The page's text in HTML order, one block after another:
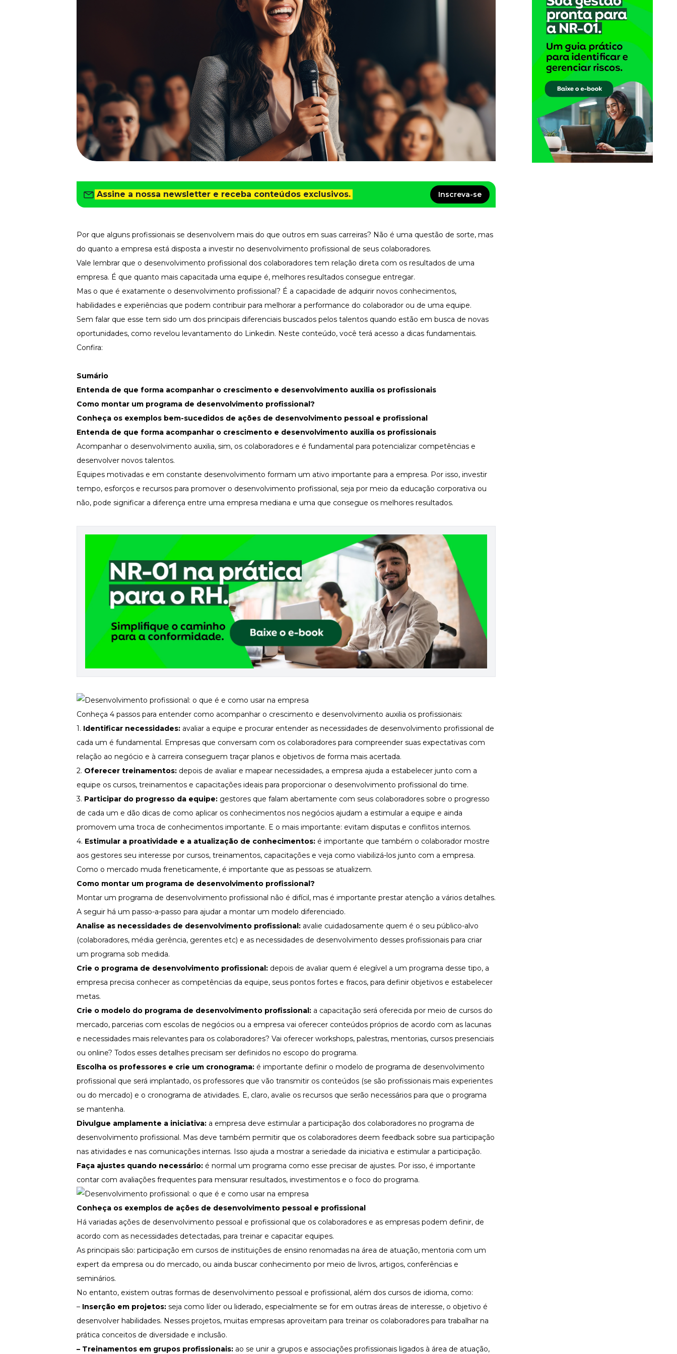
Todos os Cursos
Explore o nosso acervo
Departamento Pessoal
Para simplificar os processos
Eleve os resultados da organização
Gestão de Pessoas e Liderança
Capacitação com especialistas
Fortaleça a cultura organizacional
Treinamento de Produto
Materiais Gratuitos
Materiais Gratuitos
Todos os Materiais Gratuitos
Confira nossos materiais
Ferramentas e Templates
Infográfico
Conteúdo prático e rápido
Materiais centralizados
Newsletters
Assine a nossa newsletter e receba conteúdos exclusivos. Inscreva-se
Por que alguns profissionais se desenvolvem mais do que outros em suas carreiras? Não é uma questão de sorte, mas
do quanto a empresa está disposta a investir no desenvolvimento profissional de seus colaboradores.
Vale lembrar que o desenvolvimento profissional dos colaboradores tem relação direta com os resultados de uma
empresa. É que quanto mais capacitada uma equipe é, melhores resultados consegue entregar.
Mas o que é exatamente o desenvolvimento profissional? É a capacidade de adquirir novos conhecimentos,
habilidades e experiências que podem contribuir para melhorar a performance do colaborador ou de uma equipe.
Sem falar que esse tem sido um dos principais diferenciais buscados pelos talentos quando estão em busca de novas
oportunidades, como revelou levantamento do Linkedin. Neste conteúdo, você terá acesso a dicas fundamentais.
Confira:
Sumário
Entenda de que forma acompanhar o crescimento e desenvolvimento auxilia os profissionais
Como montar um programa de desenvolvimento profissional?
Conheça os exemplos bem-sucedidos de ações de desenvolvimento pessoal e profissional
Entenda de que forma acompanhar o crescimento e desenvolvimento auxilia os profissionais
Acompanhar o desenvolvimento auxilia, sim, os colaboradores e é fundamental para potencializar competências e
desenvolver novos talentos.
Equipes motivadas e em constante desenvolvimento formam um ativo importante para a empresa. Por isso, investir
tempo, esforços e recursos para promover o desenvolvimento profissional, seja por meio da educação corporativa ou
não, pode significar a diferença entre uma empresa mediana e uma que consegue os melhores resultados.
Conheça 4 passos para entender como acompanhar o crescimento e desenvolvimento auxilia os profissionais:
1. Identificar necessidades: avaliar a equipe e procurar entender as necessidades de desenvolvimento profissional de
cada um é fundamental. Empresas que conversam com os colaboradores para compreender suas expectativas com
relação ao negócio e à carreira conseguem traçar planos e objetivos de forma mais acertada.
2. Oferecer treinamentos: depois de avaliar e mapear necessidades, a empresa ajuda a estabelecer junto com a
equipe os cursos, treinamentos e capacitações ideais para proporcionar o desenvolvimento profissional do time.
3. Participar do progresso da equipe: gestores que falam abertamente com seus colaboradores sobre o progresso
de cada um e dão dicas de como aplicar os conhecimentos nos negócios ajudam a estimular a equipe e ainda
promovem uma troca de conhecimentos importante. E o mais importante: evitam disputas e conflitos internos.
4. Estimular a proatividade e a atualização de conhecimentos: é importante que também o colaborador mostre
aos gestores seu interesse por cursos, treinamentos, capacitações e veja como viabilizá-los junto com a empresa.
Como o mercado muda freneticamente, é importante que as pessoas se atualizem.
Como montar um programa de desenvolvimento profissional?
Montar um programa de desenvolvimento profissional não é difícil, mas é importante prestar atenção a vários detalhes.
A seguir há um passo-a-passo para ajudar a montar um modelo diferenciado.
Analise as necessidades de desenvolvimento profissional: avalie cuidadosamente quem é o seu público-alvo
(colaboradores, média gerência, gerentes etc) e as necessidades de desenvolvimento desses profissionais para criar
um programa sob medida.
Crie o programa de desenvolvimento profissional: depois de avaliar quem é elegível a um programa desse tipo, a
empresa precisa conhecer as competências da equipe, seus pontos fortes e fracos, para definir objetivos e estabelecer
metas.
Crie o modelo do programa de desenvolvimento profissional: a capacitação será oferecida por meio de cursos do
mercado, parcerias com escolas de negócios ou a empresa vai oferecer conteúdos próprios de acordo com as lacunas
e necessidades mais relevantes para os colaboradores? Vai oferecer workshops, palestras, mentorias, cursos presenciais
ou online? Todos esses detalhes precisam ser definidos no escopo do programa.
Escolha os professores e crie um cronograma: é importante definir o modelo de programa de desenvolvimento
profissional que será implantado, os professores que vão transmitir os conteúdos (se são profissionais mais experientes
ou do mercado) e o cronograma de atividades. E, claro, avalie os recursos que serão necessários para que o programa
se mantenha.
Divulgue amplamente a iniciativa: a empresa deve estimular a participação dos colaboradores no programa de
desenvolvimento profissional. Mas deve também permitir que os colaboradores deem feedback sobre sua participação
nas atividades e nas comunicações internas. Isso ajuda a mostrar a seriedade da iniciativa e estimular a participação.
Faça ajustes quando necessário: é normal um programa como esse precisar de ajustes. Por isso, é importante
contar com avaliações frequentes para mensurar resultados, investimentos e o foco do programa.
Conheça os exemplos de ações de desenvolvimento pessoal e profissional
Há variadas ações de desenvolvimento pessoal e profissional que os colaboradores e as empresas podem definir, de
acordo com as necessidades detectadas, para treinar e capacitar equipes.
As principais são: participação em cursos de instituições de ensino renomadas na área de atuação, mentoria com um
expert da empresa ou do mercado, ou ainda buscar conhecimento por meio de livros, artigos, conferências e
seminários.
No entanto, existem outras formas de desenvolvimento pessoal e profissional, além dos cursos de idioma, como:
– Inserção em projetos: seja como líder ou liderado, especialmente se for em outras áreas de interesse, o objetivo é
desenvolver habilidades. Nesses projetos, muitas empresas aproveitam para treinar os colaboradores para trabalhar na
prática conceitos de diversidade e inclusão.
– Treinamentos em grupos profissionais: ao se unir a grupos e associações profissionais ligados à área de atuação,